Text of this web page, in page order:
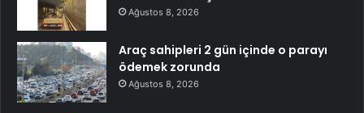
Ağustos 8, 2026
Araç sahipleri 2 gün içinde o parayı
ödemek zorunda
Ağustos 8, 2026